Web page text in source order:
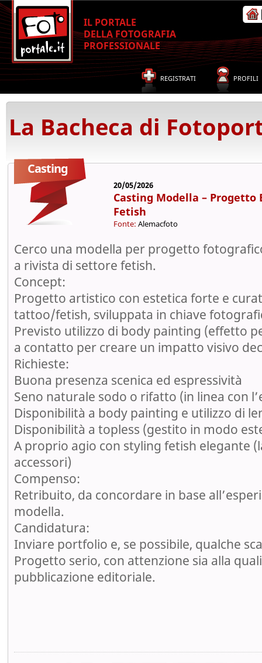
IL PORTALE
DELLA FOTOGRAFIA
PROFESSIONALE
REGISTRATI PROFILI
La Bacheca di
Casting
20/05/2026
Casting Modella – Progetto
Fetish
Fonte: Alemacfoto
Cerco una modella per progetto
a rivista di settore fetish.
Concept:
Progetto artistico con estetica forte e
tattoo/fetish, sviluppata in chiave
Previsto utilizzo di body painting (effetto
a contatto per creare un impatto visivo
Richieste:
Buona presenza scenica ed espressività
Seno naturale sodo o rifatto (in linea con
Disponibilità a body painting e utilizzo di
Disponibilità a topless (gestito in modo
A proprio agio con styling fetish elegante
accessori)
Compenso:
Retribuito, da concordare in base
modella.
Candidatura:
Inviare portfolio e, se possibile, qualche
Progetto serio, con attenzione sia alla
pubblicazione editoriale.